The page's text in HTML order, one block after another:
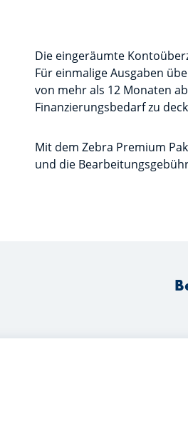
Die eingeräumte
Für einmalige Ausgaben
von mehr als 12 Monaten
Finanzierungsbedarf zu
Mit dem Zebra Premium
und die